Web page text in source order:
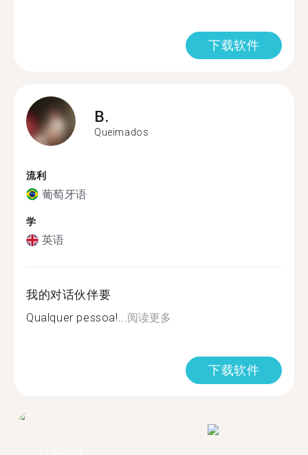
下载软件
B.
Queimados
流利
葡萄牙语
学
英语
我的对话伙伴要
Qualquer pessoa!...阅读更多
下载软件